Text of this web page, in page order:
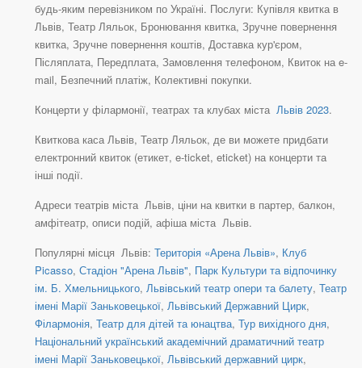
будь-яким перевізником по Україні. Послуги: Купівля квитка в
Львів, Театр Ляльок, Бронювання квитка, Зручне повернення
квитка, Зручне повернення коштів, Доставка кур'єром,
Післяплата, Передплата, Замовлення телефоном, Квиток на e-
mail, Безпечний платіж, Колективні покупки.
Концерти у філармонії, театрах та клубах міста Львів 2023.
Квиткова каса Львів, Театр Ляльок, де ви можете придбати
електронний квиток (етикет, e-ticket, eticket) на концерти та
інші події.
Адреси театрів міста Львів, ціни на квитки в партер, балкон,
амфітеатр, описи подій, афіша міста Львів.
Популярні місця Львів: Територія «Арена Львів», Клуб
Picasso, Стадіон "Арена Львів", Парк Культури та відпочинку
ім. Б. Хмельницького, Львівський театр опери та балету, Театр
імені Марії Заньковецької, Львівський Державний Цирк,
Філармонія, Театр для дітей та юнацтва, Тур вихідного дня,
Національний український академічний драматичний театр
імені Марії Заньковецької, Львівський державний цирк,